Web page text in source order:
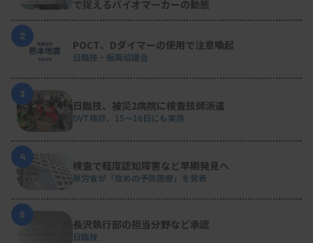
で捉えるバイオマーカーの動態
2
POCT、Dダイマーの使用で注意喚起
日臨技・振興協議会
3
日臨技、被災2病院に検査技師派遣
DVT検診、15～16日にも実施
4
検査で軽度認知障害など早期発見へ
厚労省が「攻めの予防医療」を発表
5
長沢執行部の担当分野など承認
日臨技